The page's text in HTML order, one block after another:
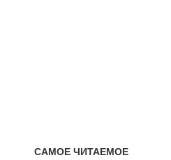
САМОЕ ЧИТАЕМОЕ